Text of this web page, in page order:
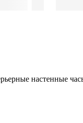
настенные